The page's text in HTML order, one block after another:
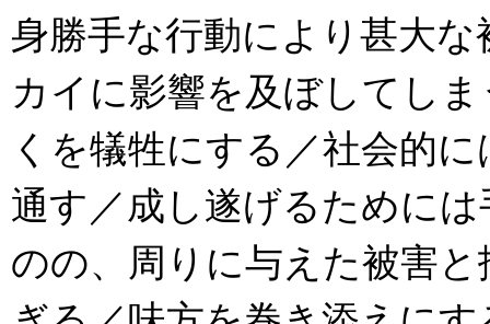
身勝手な行動により甚大
カイに影響を及ぼしてし
くを犠牲にする／社会的
通す／成し遂げるために
のの、周りに与えた被害